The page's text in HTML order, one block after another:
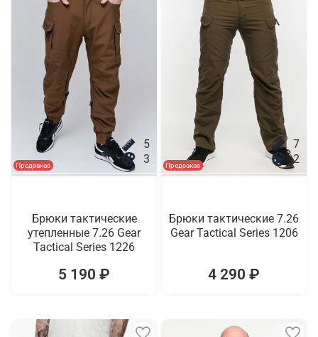
Предзаказ
5
3
Брюки тактические
утепленные 7.26 Gear
Tactical Series 1226
5 190 ₽
Предзаказ
7
2
Брюки тактические 7.26
Gear Tactical Series 1206
4 290 ₽